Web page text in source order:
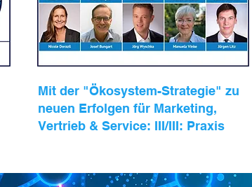
Mit der "Ökosystem-Strategie" zu
neuen Erfolgen für Marketing,
Vertrieb & Service: III/III: Praxis